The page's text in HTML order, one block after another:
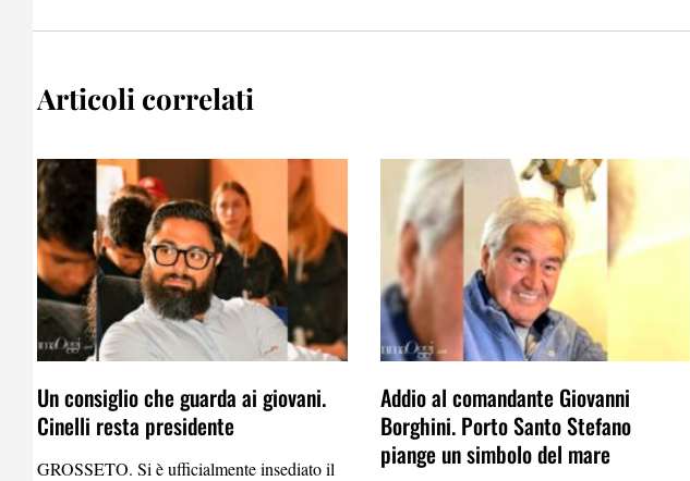
Articoli correlati
Un consiglio che guarda ai giovani.
Cinelli resta presidente
GROSSETO. Si è ufficialmente insediato il
Addio al comandante Giovanni
Borghini. Porto Santo Stefano
piange un simbolo del mare